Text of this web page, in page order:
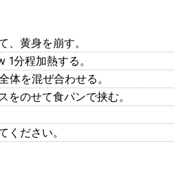
黄身を崩す。
分程加熱する。
を混ぜ合わせる。
のせて食パンで挟む。
ください。